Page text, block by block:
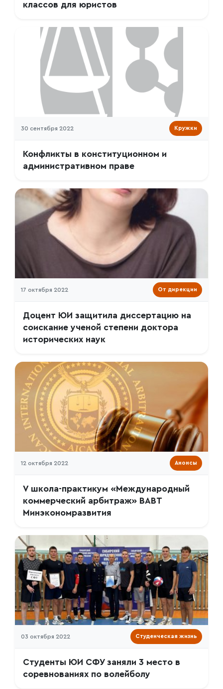
классов для юристов
30 сентября 2022 Кружки
Конфликты в конституционном и
административном праве
17 октября 2022 От дирекции
Доцент ЮИ защитила диссертацию на
соискание ученой степени доктора
исторических наук
12 октября 2022 Анонсы
V школа-практикум «Международный
коммерческий арбитраж» ВАВТ
Минэкономразвития
03 октября 2022 Студенческая жизнь
Студенты ЮИ СФУ заняли 3 место в
соревнованиях по волейболу